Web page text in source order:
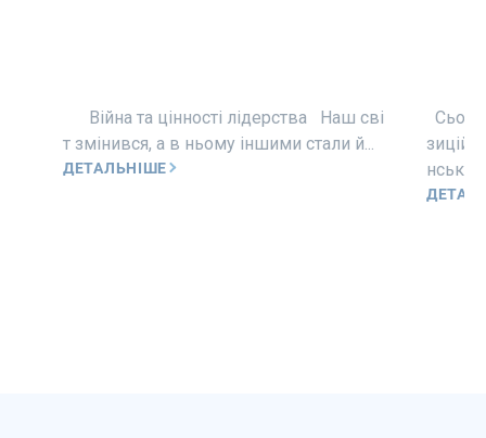
Війна та цінності лідерства Наш сві
т змінився, а в ньому іншими стали й...
ДЕТАЛЬНІШЕ
нських